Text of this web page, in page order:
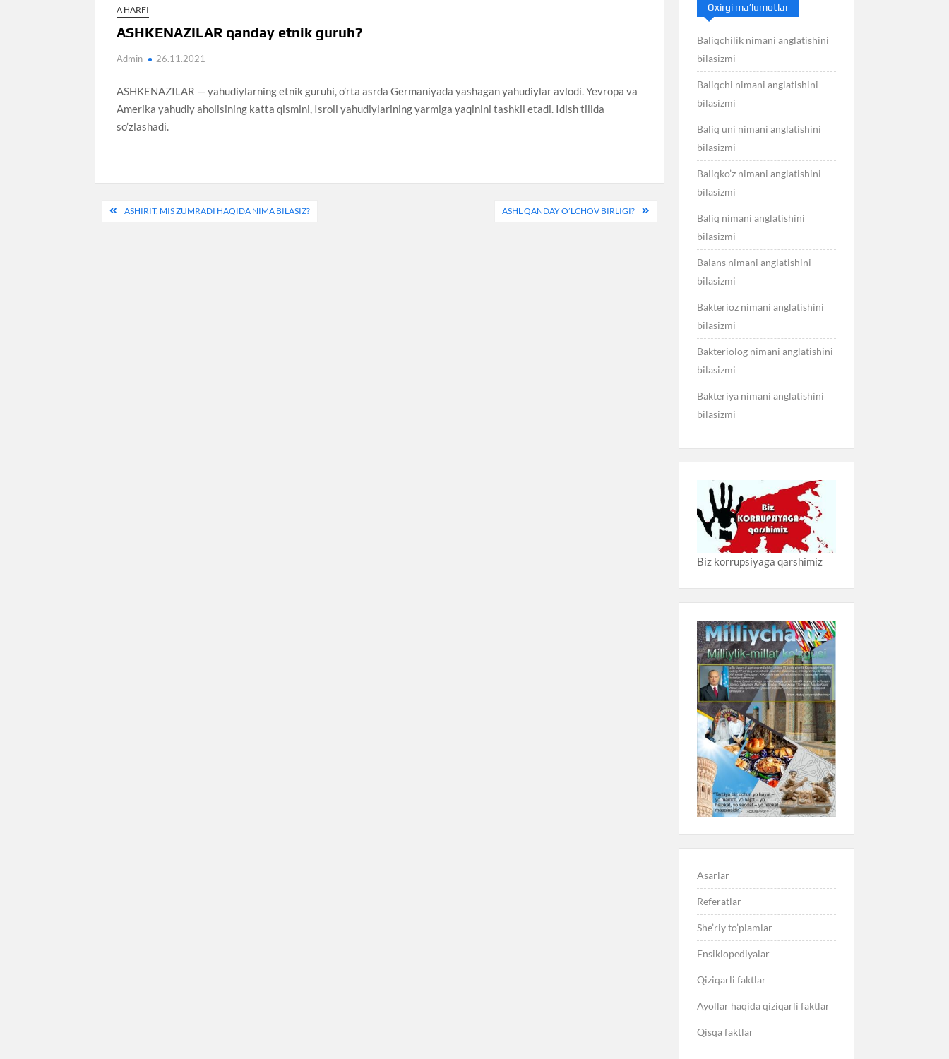
A HARFI
ASHKENAZILAR qanday etnik guruh?
Admin 26.11.2021
ASHKENAZILAR — yahudiylarning etnik guruhi, o’rta asrda Germaniyada yashagan yahudiylar avlodi. Yevropa va
Amerika yahudiy aholisining katta qismini, Isroil yahudiylarining yarmiga yaqinini tashkil etadi. Idish tilida
so’zlashadi.
PostASHIRIT, MIS ZUMRADI HAQIDA NIMA BILASIZ? ASHL QANDAY O’LCHOV BIRLIGI?
Oxirgi ma’lumotlar
Baliqchilik nimani anglatishini
bilasizmi
Baliqchi nimani anglatishini
bilasizmi
Baliq uni nimani anglatishini
bilasizmi
Baliqko’z nimani anglatishini
bilasizmi
Baliq nimani anglatishini
bilasizmi
Balans nimani anglatishini
bilasizmi
Bakterioz nimani anglatishini
bilasizmi
Bakteriolog nimani anglatishini
bilasizmi
Bakteriya nimani anglatishini
bilasizmi
Biz korrupsiyaga qarshimiz
Asarlar
Referatlar
She’riy to’plamlar
Ensiklopediyalar
Qiziqarli faktlar
Ayollar haqida qiziqarli faktlar
Qisqa faktlar